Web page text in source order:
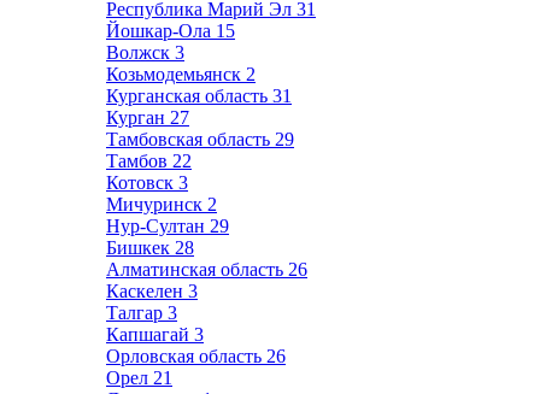
Республика Марий Эл 31
Йошкар-Ола 15
Волжск 3
Козьмодемьянск 2
Курганская область 31
Курган 27
Тамбовская область 29
Тамбов 22
Котовск 3
Мичуринск 2
Нур-Султан 29
Бишкек 28
Алматинская область 26
Каскелен 3
Талгар 3
Капшагай 3
Орловская область 26
Орел 21